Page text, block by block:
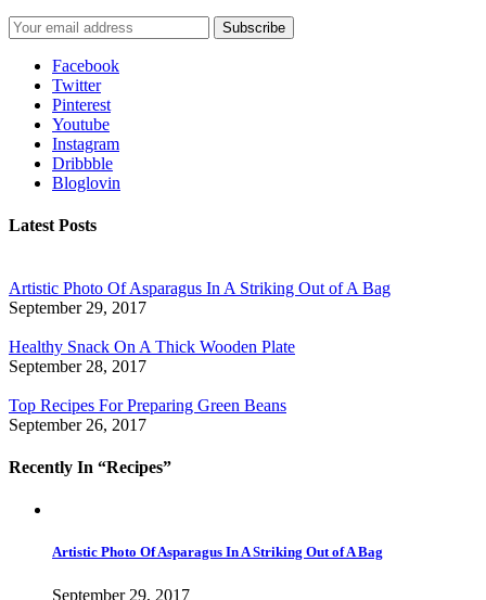
Facebook
Twitter
Pinterest
Youtube
Instagram
Dribbble
Bloglovin
Latest Posts
Artistic Photo Of Asparagus In A Striking Out of A Bag
September 29, 2017
Healthy Snack On A Thick Wooden Plate
September 28, 2017
Top Recipes For Preparing Green Beans
September 26, 2017
Recently In “Recipes”
Artistic Photo Of Asparagus In A Striking Out of A Bag
September 29, 2017